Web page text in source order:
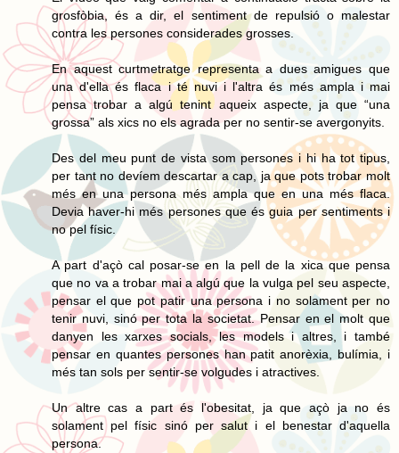
grosfòbia, és a dir, el sentiment de repulsió o malestar
contra les persones considerades grosses.
En aquest curtmetratge representa a dues amigues que
una d'ella és flaca i té nuvi i l'altra és més ampla i mai
pensa trobar a algú tenint aqueix aspecte, ja que “una
grossa” als xics no els agrada per no sentir-se avergonyits.
Des del meu punt de vista som persones i hi ha tot tipus,
per tant no devíem descartar a cap, ja que pots trobar molt
més en una persona més ampla que en una més flaca.
Devia haver-hi més persones que és guia per sentiments i
no pel físic.
A part d'açò cal posar-se en la pell de la xica que pensa
que no va a trobar mai a algú que la vulga pel seu aspecte,
pensar el que pot patir una persona i no solament per no
tenir nuvi, sinó per tota la societat. Pensar en el molt que
danyen les xarxes socials, les models i altres, i també
pensar en quantes persones han patit anorèxia, bulímia, i
més tan sols per sentir-se volgudes i atractives.
Un altre cas a part és l'obesitat, ja que açò ja no és
solament pel físic sinó per salut i el benestar d'aquella
persona.